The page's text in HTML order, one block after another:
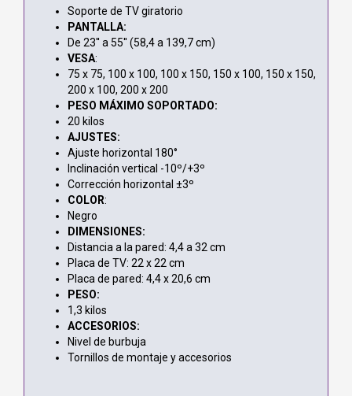
Soporte de TV giratorio
PANTALLA:
De 23'' a 55'' (58,4 a 139,7 cm)
VESA:
75 x 75, 100 x 100, 100 x 150, 150 x 100, 150 x 150,
200 x 100, 200 x 200
PESO MÁXIMO SOPORTADO:
20 kilos
AJUSTES:
Ajuste horizontal 180°
Inclinación vertical -10º/+3º
Corrección horizontal ±3º
COLOR:
Negro
DIMENSIONES:
Distancia a la pared: 4,4 a 32 cm
Placa de TV: 22 x 22 cm
Placa de pared: 4,4 x 20,6 cm
PESO:
1,3 kilos
ACCESORIOS:
Nivel de burbuja
Tornillos de montaje y accesorios